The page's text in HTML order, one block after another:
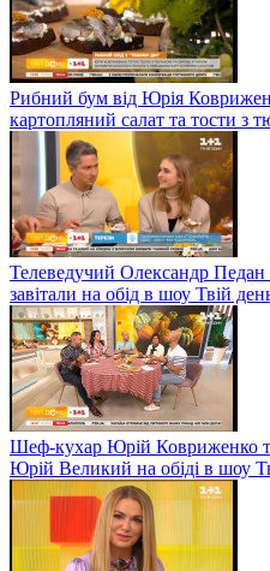
Рибний бум від Юрія
картопляний салат та тости з
Телеведучий Олександр Педан
завітали на обід в шоу Твій
Шеф-кухар Юрій Ковриженко
Юрій Великий на обіді в шоу